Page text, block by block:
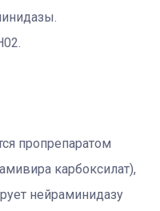
пропрепаратом
карбоксилат),
нейраминидазу